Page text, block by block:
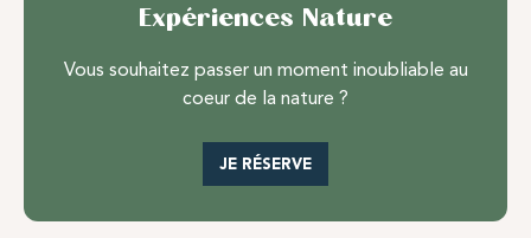
Expériences Nature
Vous souhaitez passer un moment inoubliable au
coeur de la nature ?
JE RÉSERVE